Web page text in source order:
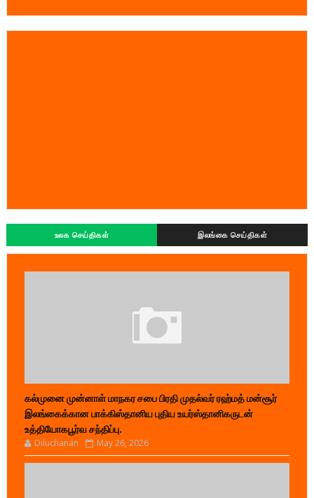
உலக செய்திகள் இலங்கை செய்திகள்
கல்முனை முன்னாள் மாநகர சபை பிரதி முதல்வர் ரஹ்மத் மன்சூர்
இலங்கைக்கான பாக்கிஸ்தானிய புதிய உயர்ஸ்தானிகருடன்
உத்தியோகபூர்வ சந்திப்பு.
Diluchanan May 26, 2026